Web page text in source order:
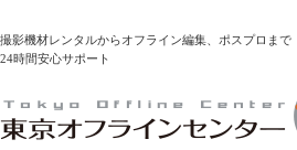
撮影機材レンタルからオフライン編集、ポスプロまで
24時間安心サポート